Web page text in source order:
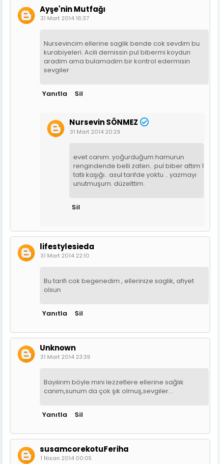
Ayşe'nin Mutfağı
31 Mart 2014 16:37
Nursevincim ellerine saglik bende cok sevdim bu
kurabiyeleri. Acili demissin pul bibermi koydun
aradim ama bulamadim bir kontrol edermisin
sevgiler
Yanıtla Sil
Nursevin SÖNMEZ
31 Mart 2014 20:29
evet canım. yoğurduğum hamurun
rengindende belli zaten.. pul biber attım 1
tatlı kaşığı.. asul tarifde yoktu .. yazmayı
unutmuşum. düzelttim.
Sil
lifestylesieda
31 Mart 2014 22:10
Bu tarifi cok begenedim , ellerinize saglik, afiyet
olsun
Yanıtla Sil
Unknown
31 Mart 2014 23:39
Bayılırım böyle mini lezzetlere ellerine sağlık
canım,sunum da çok şık olmuş,sevgiler...
Yanıtla Sil
susamcorekotuFeriha
1 Nisan 2014 00:05